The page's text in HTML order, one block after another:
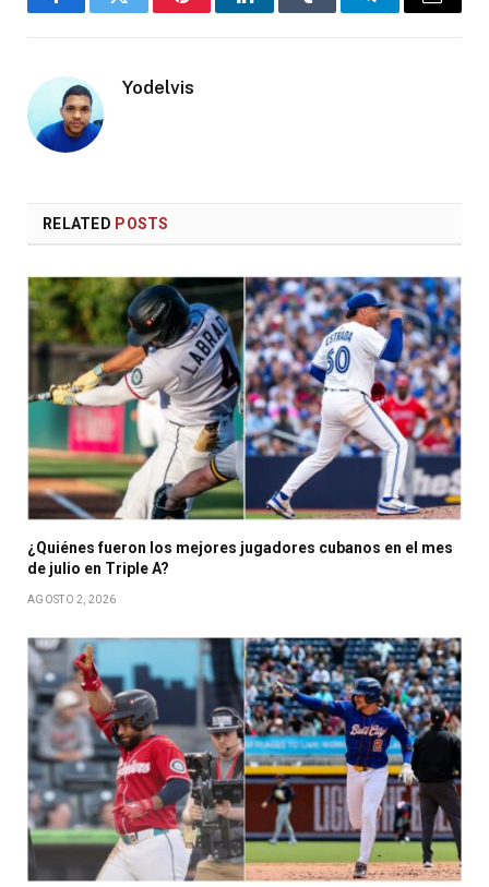
FacebookTwitter PinterestLinkedInTumblr TelegramEmail
Yodelvis
RELATED POSTS
¿Quiénes fueron los mejores jugadores cubanos en el mes
de julio en Triple A?
AGOSTO 2, 2026